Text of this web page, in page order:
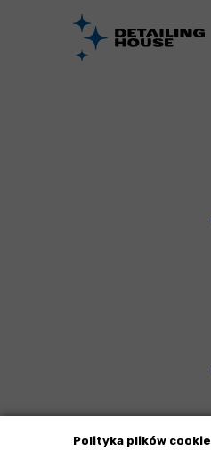
Polityka plików cookie